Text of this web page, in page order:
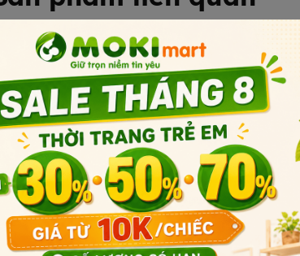
giữ vệ sinh và
phẩm cùng phân khúc